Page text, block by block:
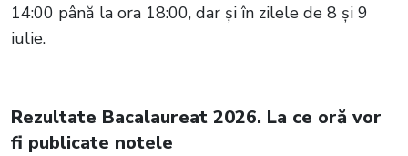
14:00 până la ora 18:00, dar și în zilele de 8 și 9
iulie.
Rezultate Bacalaureat 2026. La ce oră vor
fi publicate notele